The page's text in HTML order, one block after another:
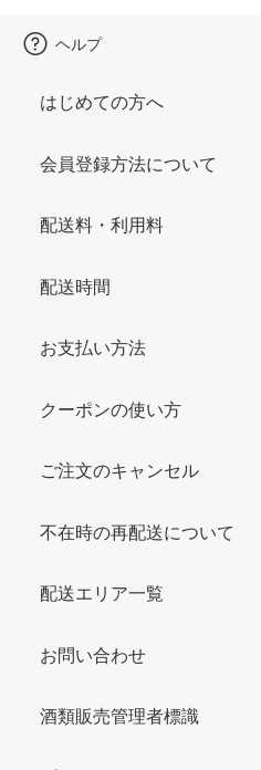
ヘルプ
はじめての方へ
会員登録方法について
配送料・利用料
配送時間
お支払い方法
クーポンの使い方
ご注文のキャンセル
不在時の再配送について
配送エリア一覧
お問い合わせ
酒類販売管理者標識